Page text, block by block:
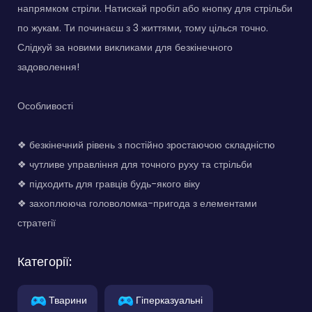
напрямком стріли. Натискай пробіл або кнопку для стрільби
по жукам. Ти починаєш з 3 життями, тому цілься точно.
Слідкуй за новими викликами для безкінечного
задоволення!
Особливості
❖ безкінечний рівень з постійно зростаючою складністю
❖ чутливе управління для точного руху та стрільби
❖ підходить для гравців будь-якого віку
❖ захоплююча головоломка-пригода з елементами
стратегії
Категорії:
Тварини Гіперказуальні